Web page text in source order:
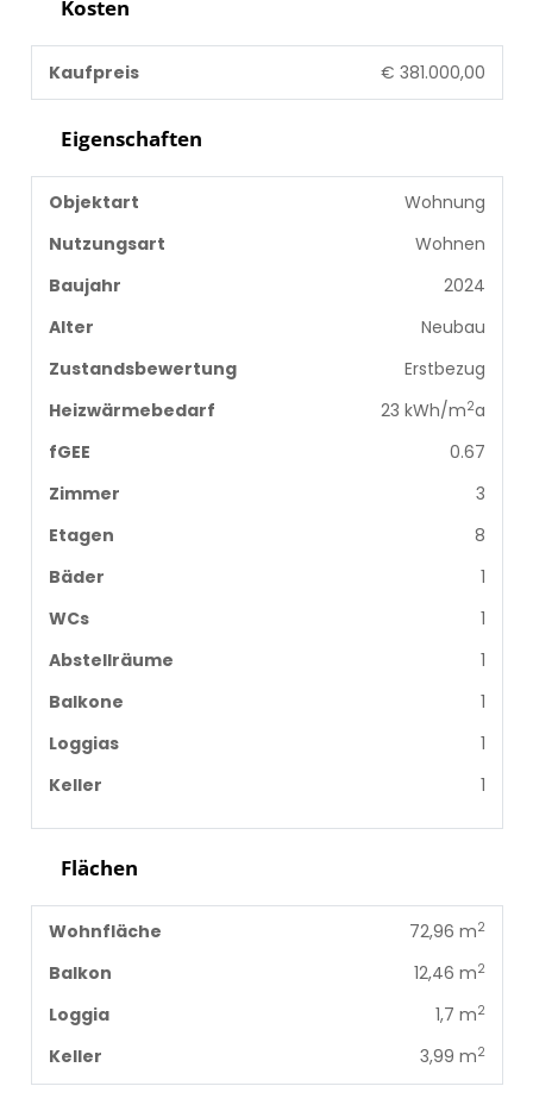
Kosten
Kaufpreis € 381.000,00
Eigenschaften
Objektart
Wohnung
Nutzungsart
Wohnen
Baujahr
2024
Alter
Neubau
Zustandsbewertung
Erstbezug
Heizwärmebedarf
23 kWh/m2a
fGEE
0.67
Zimmer
3
Etagen
8
Bäder
1
WCs
1
Abstellräume
1
Balkone
1
Loggias
1
Keller
1
Flächen
Wohnfläche 72,96 m2
Balkon 12,46 m2
Loggia 1,7 m2
Keller 3,99 m2